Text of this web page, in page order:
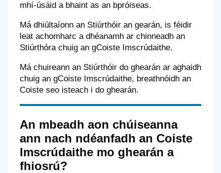
mhí-úsáid a bhaint as an bpróiseas.
Má dhiúltaíonn an Stiúrthóir an gearán, is féidir
leat achomharc a dhéanamh ar chinneadh an
Stiúrthóra chuig an gCoiste Imscrúdaithe.
Má chuireann an Stiúrthóir do ghearán ar aghaidh
chuig an gCoiste Imscrúdaithe, breathnóidh an
Coiste seo isteach i do ghearán.
An mbeadh aon chúiseanna
ann nach ndéanfadh an Coiste
Imscrúdaithe mo ghearán a
fhiosrú?